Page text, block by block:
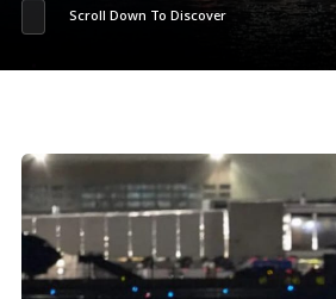
Scroll Down To Discover